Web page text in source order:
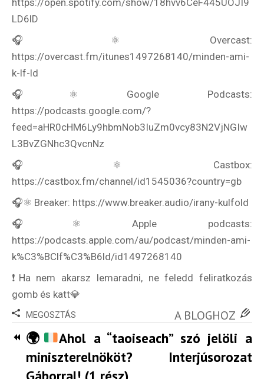
Külföldre költöznék!
Beutazási engedélyek
Online bolt
Rendezvények
BLOG
Oszd meg történeted!
https://open.spotify.com/show/18hvv6CeF445UOJI9
LD6lD
🎧⚛️ Overcast:
https://overcast.fm/itunes1497268140/minden-ami-
k-lf-ld
🎧⚛️ Google Podcasts:
https://podcasts.google.com/?
feed=aHR0cHM6Ly9hbmNob3IuZm0vcy83N2VjNGIw
L3BvZGNhc3QvcnNz
🎧⚛️ Castbox:
https://castbox.fm/channel/id1545036?country=gb
🎧⚛️ Breaker: https://www.breaker.audio/irany-kulfold
🎧⚛️ Apple podcasts:
https://podcasts.apple.com/au/podcast/minden-ami-
k%C3%BClf%C3%B6ld/id1497268140
❗️Ha nem akarsz lemaradni, ne feledd feliratkozás
gomb és katt💎
MEGOSZTÁS A BLOGHOZ
🌍
Ahol a “taoiseach” szó jelöli a
miniszterelnököt? Interjúsorozat
Gáborral! (1 rész)